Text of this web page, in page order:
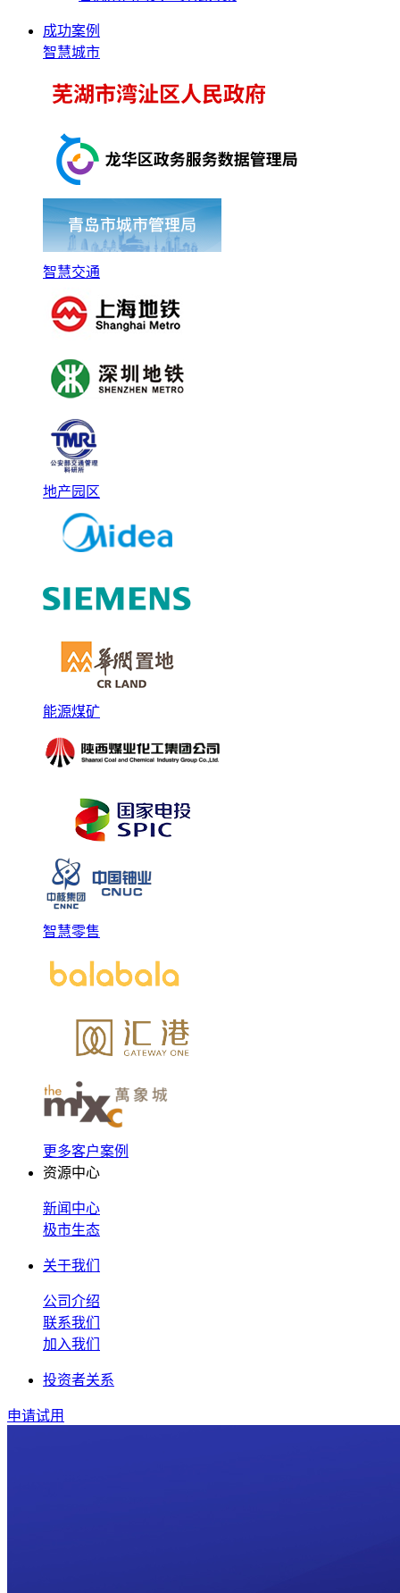
成功案例
智慧城市
智慧交通
地产园区
能源煤矿
智慧零售
更多客户案例
资源中心
新闻中心
极市生态
关于我们
公司介绍
联系我们
加入我们
投资者关系
申请试用